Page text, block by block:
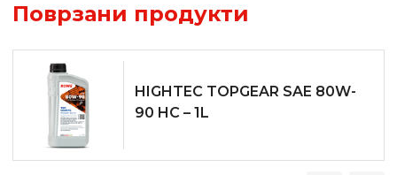
Поврзани продукти
HIGHTEC TOPGEAR SAE 80W-
90 HC – 1L